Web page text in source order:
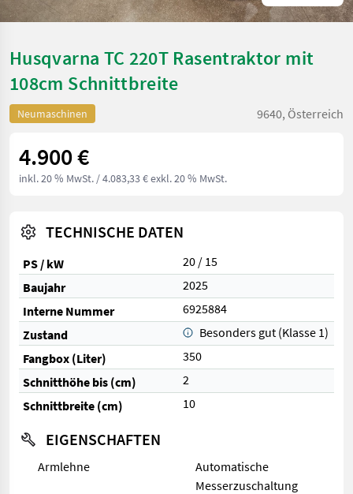
Husqvarna TC 220T Rasentraktor mit
108cm Schnittbreite
Neumaschinen 9640, Österreich
4.900 €
inkl. 20 % MwSt. / 4.083,33 € exkl. 20 % MwSt.
TECHNISCHE DATEN
PS / kW
20 / 15
Baujahr
2025
Interne Nummer
6925884
Zustand
Besonders gut (Klasse 1)
Fangbox (Liter)
350
Schnitthöhe bis (cm)
2
Schnittbreite (cm)
10
EIGENSCHAFTEN
Armlehne
Automatische
Messerzuschaltung